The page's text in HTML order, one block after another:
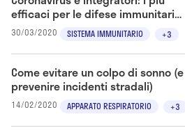
SISTEMA IMMUNITARIO +3
efficaci per le difese immunitarie
e come prenderli
30/03/2020
APPARATO RESPIRATORIO +3
Come evitare un colpo di sonno (e
prevenire incidenti stradali)
14/02/2020